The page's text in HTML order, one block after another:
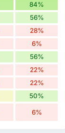
84%
56%
28%
6%
56%
22%
22%
50%
6%